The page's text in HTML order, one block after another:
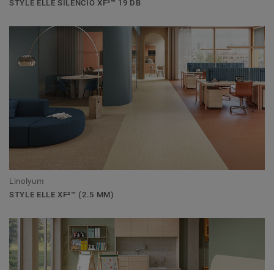
STYLE ELLE SILENCIO XF²™ 19 DB
Linolyum
STYLE ELLE XF²™ (2.5 MM)